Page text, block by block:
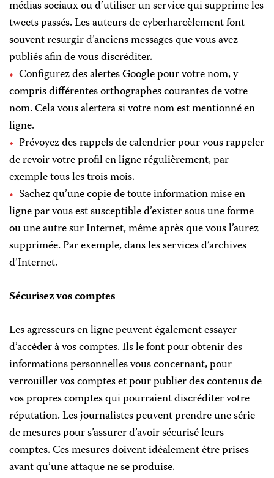
médias sociaux ou d’utiliser un service qui supprime les
tweets passés. Les auteurs de cyberharcèlement font
souvent resurgir d’anciens messages que vous avez
publiés afin de vous discréditer.
Configurez des alertes Google pour votre nom, y
compris différentes orthographes courantes de votre
nom. Cela vous alertera si votre nom est mentionné en
ligne.
Prévoyez des rappels de calendrier pour vous rappeler
de revoir votre profil en ligne régulièrement, par
exemple tous les trois mois.
Sachez qu’une copie de toute information mise en
ligne par vous est susceptible d’exister sous une forme
ou une autre sur Internet, même après que vous l’aurez
supprimée. Par exemple, dans les services d’archives
d’Internet.
Sécurisez vos comptes
Les agresseurs en ligne peuvent également essayer
d’accéder à vos comptes. Ils le font pour obtenir des
informations personnelles vous concernant, pour
verrouiller vos comptes et pour publier des contenus de
vos propres comptes qui pourraient discréditer votre
réputation. Les journalistes peuvent prendre une série
de mesures pour s’assurer d’avoir sécurisé leurs
comptes. Ces mesures doivent idéalement être prises
avant qu’une attaque ne se produise.